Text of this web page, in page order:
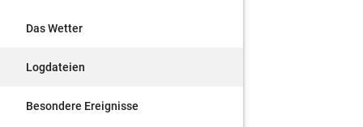
Das Wetter
Logdateien
Besondere Ereignisse